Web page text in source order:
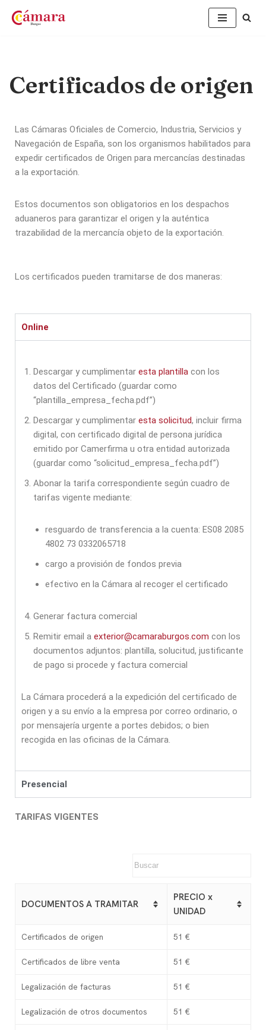
Certificados de origen
Las Cámaras Oficiales de Comercio, Industria, Servicios y
Navegación de España, son los organismos habilitados para
expedir certificados de Origen para mercancías destinadas
a la exportación.
Estos documentos son obligatorios en los despachos
aduaneros para garantizar el origen y la auténtica
trazabilidad de la mercancía objeto de la exportación.
Los certificados pueden tramitarse de dos maneras:
Online
Descargar y cumplimentar esta plantilla con los
datos del Certificado (guardar como
“plantilla_empresa_fecha.pdf”)
Descargar y cumplimentar esta solicitud, incluir firma
digital, con certificado digital de persona jurídica
emitido por Camerfirma u otra entidad autorizada
(guardar como “solicitud_empresa_fecha.pdf”)
Abonar la tarifa correspondiente según cuadro de
tarifas vigente mediante:
resguardo de transferencia a la cuenta: ES08 2085
4802 73 0332065718
cargo a provisión de fondos previa
efectivo en la Cámara al recoger el certificado
Generar factura comercial
Remitir email a exterior@camaraburgos.com con los
documentos adjuntos: plantilla, solucitud, justificante
de pago si procede y factura comercial
La Cámara procederá a la expedición del certificado de
origen y a su envío a la empresa por correo ordinario, o
por mensajería urgente a portes debidos; o bien
recogida en las oficinas de la Cámara.
Presencial
TARIFAS VIGENTES
DOCUMENTOS A TRAMITAR
PRECIO x
UNIDAD
Certificados de origen 51 €
Certificados de libre venta 51 €
Legalización de facturas 51 €
Legalización de otros documentos 51 €